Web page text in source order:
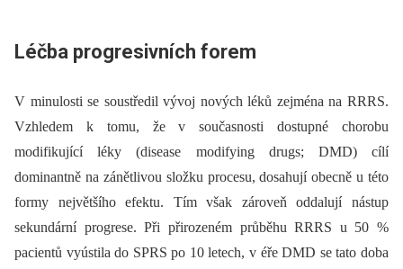
Léčba progresivních forem
V minulosti se soustředil vývoj nových léků zejména na RRRS.
Vzhledem k tomu, že v současnosti dostupné chorobu
modifikující léky (disease modifying drugs; DMD) cílí
dominantně na zánětlivou složku procesu, dosahují obecně u této
formy největšího efektu. Tím však zároveň oddalují nástup
sekundární progrese. Při přirozeném průběhu RRRS u 50 %
pacientů vyústila do SPRS po 10 letech, v éře DMD se tato doba